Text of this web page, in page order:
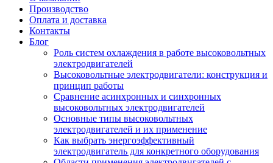
Производство
Оплата и доставка
Контакты
Блог
Роль систем охлаждения в работе высоковольтных
электродвигателей
Высоковольтные электродвигатели: конструкция и
принцип работы
Сравнение асинхронных и синхронных
высоковольтных электродвигателей
Основные типы высоковольтных
электродвигателей и их применение
Как выбрать энергоэффективный
электродвигатель для конкретного оборудования